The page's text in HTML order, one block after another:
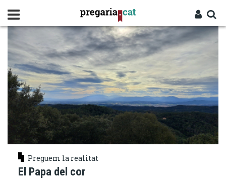
contingut
Entra
Cercador
JUSTÍCIA CLIMÀTICA
Preguem la realitat
El Papa del cor